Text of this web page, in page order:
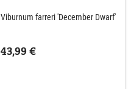
Viburnum farreri 'December Dwarf'
43,99 €